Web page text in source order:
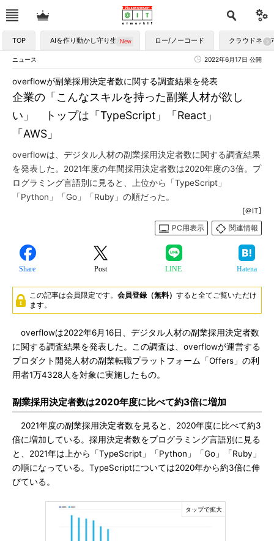
TOP AIを作り動かし守り生かす ロー/ノーコード クラウドネイ
ニュース 2022年6月17日 公開
企業の「こんなスキルを持った副業人材が欲し
い」 トップは「TypeScript」「React」
「AWS」
overflowが副業採用決定者数に関する調査結果を発表
overflowは、デジタル人材の副業採用決定者数に関する調査結果
を発表した。2021年度の年間採用決定者数は2020年度の3倍。プ
ログラミング言語別に見ると、上位から「TypeScript」
「Python」「Go」「Ruby」の順だった。
[＠IT]
PC用表示
関連情報
Share Post LINE Hatena
この記事は会員限定です。 会員登録（無料） すると全てご覧いただけ
ます。
overflowは2022年6月16日、デジタル人材の副業採用決定者数
に関する調査結果を発表した。この調査は、overflowが運営する
プロダクト開発人材の副業転職プラットフォーム「Offers」の利
用者1万4328人を対象に実施したもの。
副業採用決定者数は2020年度に比べて約3倍に増加
2021年度の副業採用決定者数を見ると、2020年度に比べて約3
倍に増加している。採用決定者数をプログラミング言語別に見る
と、2021年は上から「TypeScript」「Python」「Go」「Ruby」
の順になっている。TypeScriptについては2020年から約3倍に伸
びている。